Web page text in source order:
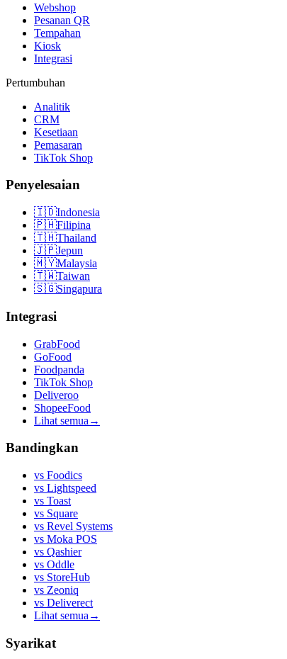
Webshop
Pesanan QR
Tempahan
Kiosk
Integrasi
Pertumbuhan
Analitik
CRM
Kesetiaan
Pemasaran
TikTok Shop
Penyelesaian
🇮🇩Indonesia
🇵🇭Filipina
🇹🇭Thailand
🇯🇵Jepun
🇲🇾Malaysia
🇹🇼Taiwan
🇸🇬Singapura
Integrasi
GrabFood
GoFood
Foodpanda
TikTok Shop
Deliveroo
ShopeeFood
Lihat semua →
Bandingkan
vs Foodics
vs Lightspeed
vs Toast
vs Square
vs Revel Systems
vs Moka POS
vs Qashier
vs Oddle
vs StoreHub
vs Zeoniq
vs Deliverect
Lihat semua →
Syarikat